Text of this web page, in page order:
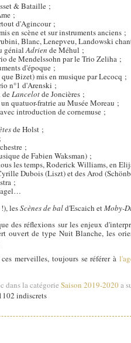
& Bataille ;
;
d'Agincour ;
en scène et sur instruments anciens ;
Blanc, Lenepveu, Landowski
génialAdrien de Méhul ;
de Mendelssohn par le Trio Zeliha ;
d'époque ;
Bizet) mis en musique par Lecocq ;
n°1 d'Arenski ;
deLancelotde Joncières ;
quatuor-fratrie au Musée Moreau ;
introduction de cornemuse ;
de Holst ;
;
de Fabien Waksman) ;
les temps, Roderick Williams, en
Dubois (Liszt) et des Arod
;
!), lesScènes de bald'Escaich etMoby-
des réflexions sur les enjeux
ouvert de type Nuit Blanche, les
merveilles, toujours se référer à
dans la catégorieSaison 2019-2020a
indiscrets